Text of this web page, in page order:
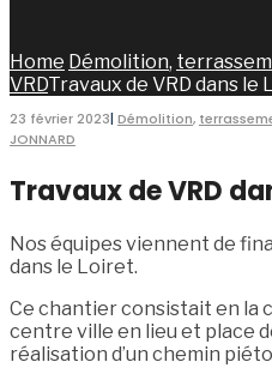
Home Démolition,
VRDTravaux de VRD dans le
23 février 2023| Démolition,
JONNARD
Travaux de VRD
Nos équipes viennent de
dans le Loiret.
Ce chantier consistait en la
centre ville en lieu et place
réalisation d’un chemin